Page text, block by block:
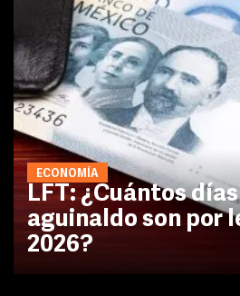
ECONOMÍA
LFT: ¿Cuántos
aguinaldo son por
2026?